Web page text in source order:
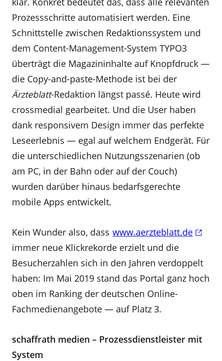
Prozessschritte automatisiert werden. Eine
Schnittstelle zwischen Redaktionssystem und
dem Content-Management-System TYPO3
überträgt die Magazininhalte auf Knopfdruck —
die Copy-and-paste-Methode ist bei der
Ärzteblatt-Redaktion längst passé. Heute wird
crossmedial gearbeitet. Und die User haben
dank responsivem Design immer das perfekte
Leseerlebnis — egal auf welchem Endgerät. Für
die unterschiedlichen Nutzungsszenarien (ob
am PC, in der Bahn oder auf der Couch)
wurden darüber hinaus bedarfsgerechte
mobile Apps entwickelt.
Kein Wunder also, dass www.aerzteblatt.de
immer neue Klickrekorde erzielt und die
Besucherzahlen sich in den Jahren verdoppelt
haben: Im Mai 2019 stand das Portal ganz hoch
oben im Ranking der deutschen Online-
Fachmedienangebote — auf Platz 3.
schaffrath medien – Prozessdienstleister mit
System